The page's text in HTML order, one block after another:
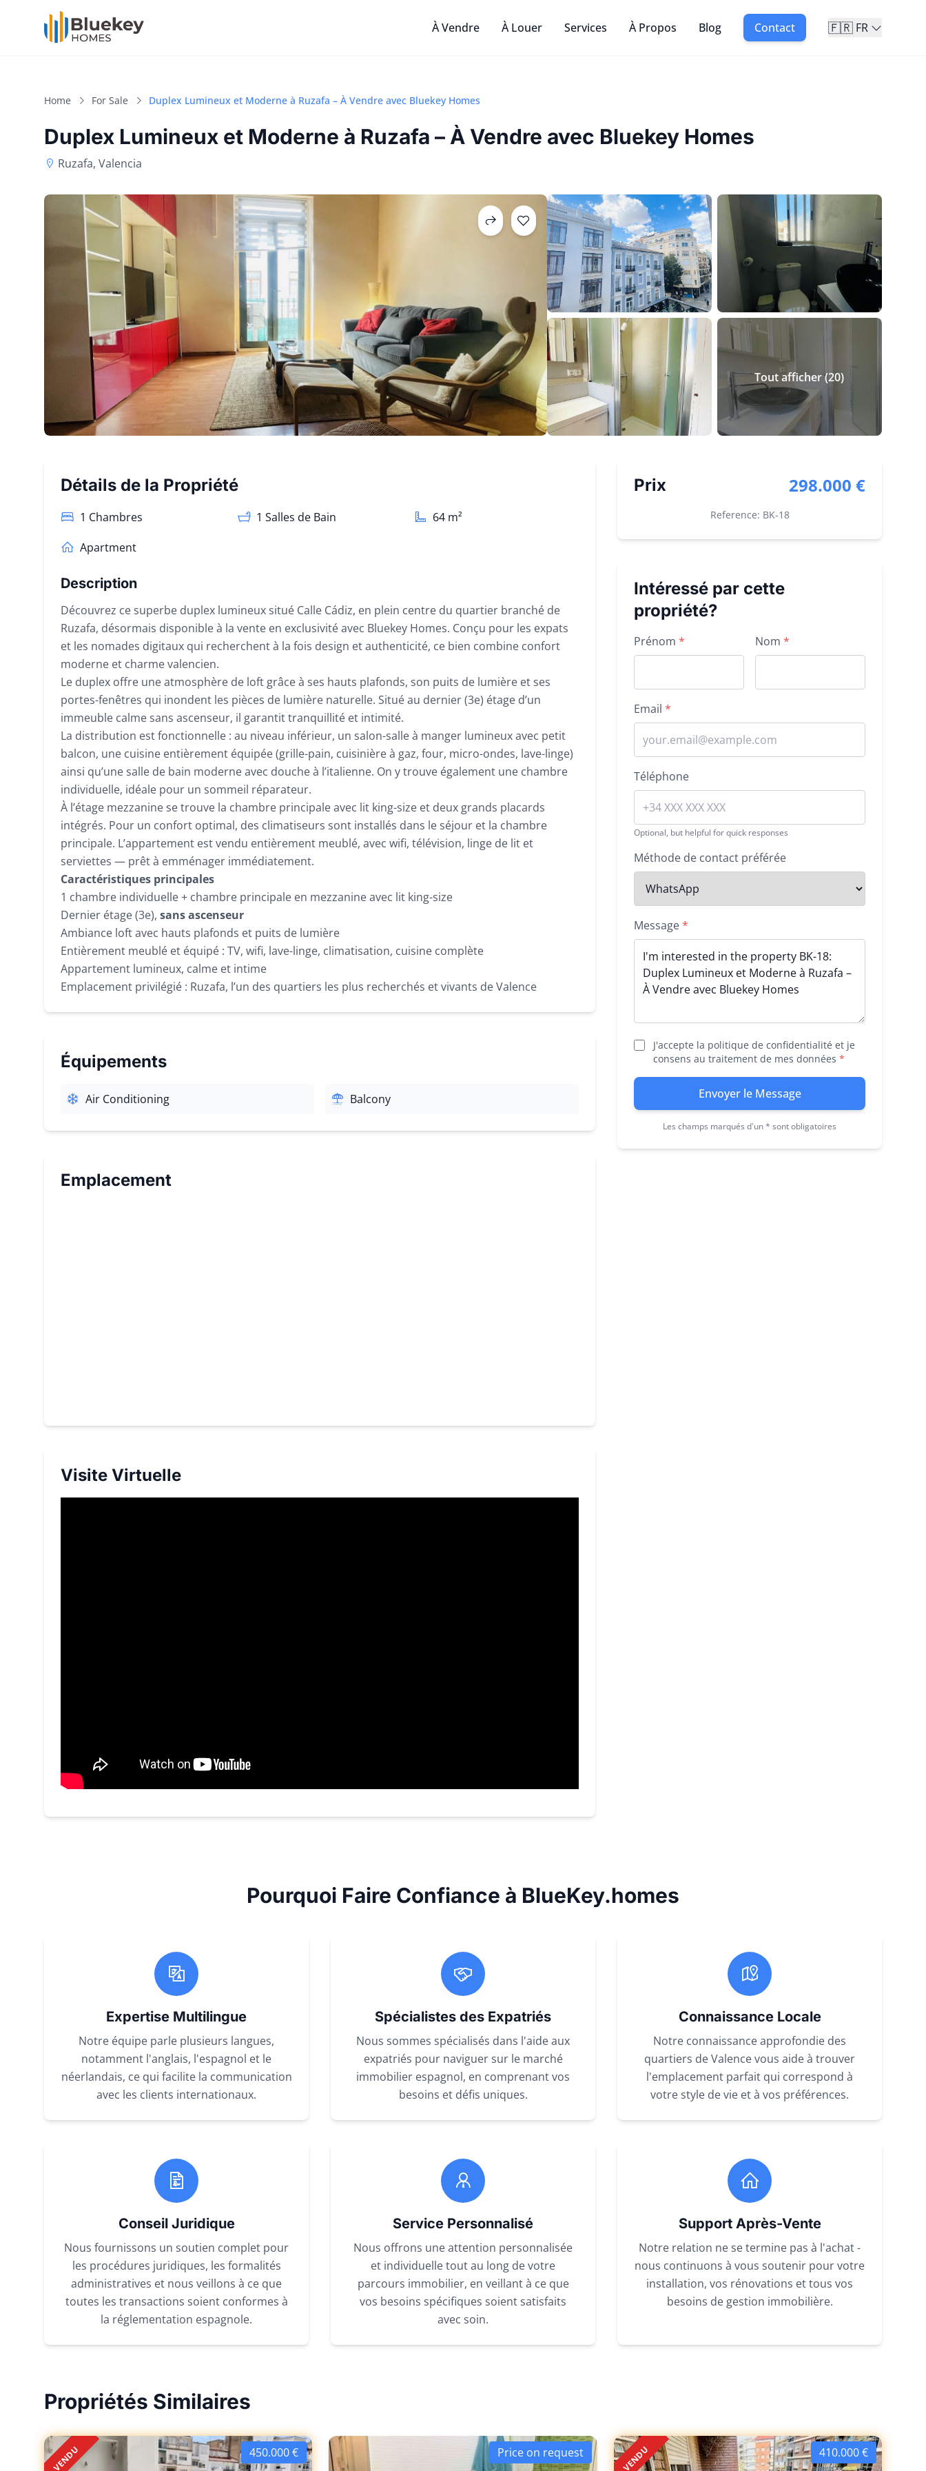
À Vendre À Louer Services À Propos Blog Contact 🇫🇷 FR
Home For Sale Duplex Lumineux et Moderne à Ruzafa – À Vendre avec Bluekey Homes
Duplex Lumineux et Moderne à Ruzafa – À Vendre avec Bluekey Homes
Ruzafa, Valencia
Tout afficher(20)
Détails de la Propriété
1 Chambres 1 Salles de Bain 64 m²
Apartment
Description
Découvrez ce superbe duplex lumineux situé Calle Cádiz, en plein centre du quartier branché de
Ruzafa, désormais disponible à la vente en exclusivité avec Bluekey Homes. Conçu pour les expats
et les nomades digitaux qui recherchent à la fois design et authenticité, ce bien combine confort
moderne et charme valencien.
Le duplex offre une atmosphère de loft grâce à ses hauts plafonds, son puits de lumière et ses
portes-fenêtres qui inondent les pièces de lumière naturelle. Situé au dernier (3e) étage d’un
immeuble calme sans ascenseur, il garantit tranquillité et intimité.
La distribution est fonctionnelle : au niveau inférieur, un salon-salle à manger lumineux avec petit
balcon, une cuisine entièrement équipée (grille-pain, cuisinière à gaz, four, micro-ondes, lave-linge)
ainsi qu’une salle de bain moderne avec douche à l’italienne. On y trouve également une chambre
individuelle, idéale pour un sommeil réparateur.
À l’étage mezzanine se trouve la chambre principale avec lit king-size et deux grands placards
intégrés. Pour un confort optimal, des climatiseurs sont installés dans le séjour et la chambre
principale. L’appartement est vendu entièrement meublé, avec wifi, télévision, linge de lit et
serviettes — prêt à emménager immédiatement.
Caractéristiques principales
1 chambre individuelle + chambre principale en mezzanine avec lit king-size
Dernier étage (3e), sans ascenseur
Ambiance loft avec hauts plafonds et puits de lumière
Entièrement meublé et équipé : TV, wifi, lave-linge, climatisation, cuisine complète
Appartement lumineux, calme et intime
Emplacement privilégié : Ruzafa, l’un des quartiers les plus recherchés et vivants de Valence
Équipements
Air Conditioning Balcony
Emplacement
Visite Virtuelle
Prix 298.000 €
Reference: BK-18
Intéressé par cette
propriété?
Property inquiry form
Prénom * Nom *
Email *
Téléphone
Optional, but helpful for quick responses
Méthode de contact préférée
Message*
J'accepte la politique de confidentialité et je
consens au traitement de mes données *
Envoyer le Message
Les champs marqués d'un * sont obligatoires
Pourquoi Faire Confiance à BlueKey.homes
Expertise Multilingue
Notre équipe parle plusieurs langues,
notamment l'anglais, l'espagnol et le
néerlandais, ce qui facilite la communication
avec les clients internationaux.
Spécialistes des Expatriés
Nous sommes spécialisés dans l'aide aux
expatriés pour naviguer sur le marché
immobilier espagnol, en comprenant vos
besoins et défis uniques.
Connaissance Locale
Notre connaissance approfondie des
quartiers de Valence vous aide à trouver
l'emplacement parfait qui correspond à
votre style de vie et à vos préférences.
Conseil Juridique
Nous fournissons un soutien complet pour
les procédures juridiques, les formalités
administratives et nous veillons à ce que
toutes les transactions soient conformes à
la réglementation espagnole.
Service Personnalisé
Nous offrons une attention personnalisée
et individuelle tout au long de votre
parcours immobilier, en veillant à ce que
vos besoins spécifiques soient satisfaits
avec soin.
Support Après-Vente
Notre relation ne se termine pas à l'achat -
nous continuons à vous soutenir pour votre
installation, vos rénovations et tous vos
besoins de gestion immobilière.
Propriétés Similaires
450.000 €
VENDU Price on request 410.000 €
VENDU